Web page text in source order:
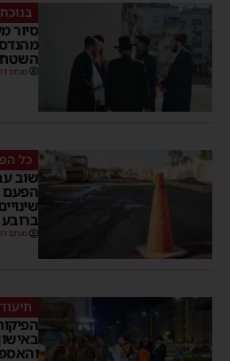
סיור
השטח
מנחם
כל
שוב
הפעם
מנחם